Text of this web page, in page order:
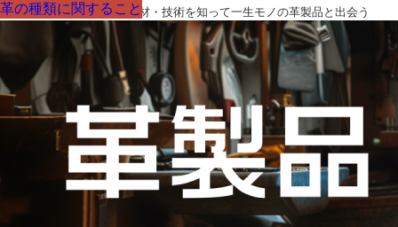
革製品の部品の呼び名・素材・技術を知って一生モノの革製品と出会う
革の種類に関すること
革の種類に関すること
革の種類に関すること
革の種類に関すること
革の種類に関すること
革の種類に関すること
革の種類に関すること